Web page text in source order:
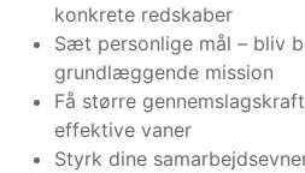
konkrete redskaber
Sæt personlige mål – bliv
grundlæggende mission
Få større
effektive vaner
Styrk dine